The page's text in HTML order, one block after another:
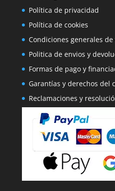
Política de privacidad
Política de cookies
Condiciones generales
Politica de envios y
Formas de pago y
Garantías y derechos del
Reclamaciones y